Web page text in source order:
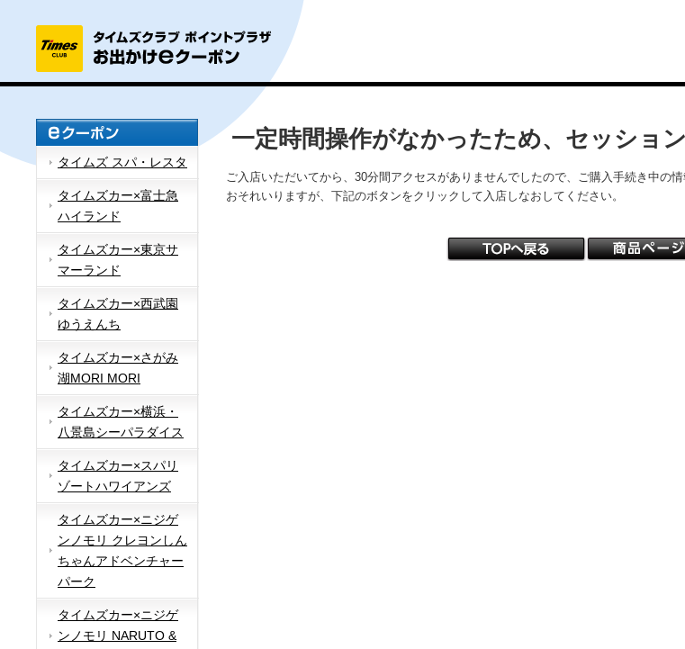
タイムズ スパ・レスタ
タイムズカー×富士急
ハイランド
タイムズカー×東京サ
マーランド
タイムズカー×西武園
ゆうえんち
タイムズカー×さがみ
湖MORI MORI
タイムズカー×横浜・
八景島シーパラダイス
タイムズカー×スパリ
ゾートハワイアンズ
タイムズカー×ニジゲ
ンノモリ クレヨンしん
ちゃんアドベンチャー
パーク
タイムズカー×ニジゲ
ンノモリ NARUTO &
一定時間操作がなかったため、セッショ
ご入店いただいてから、30分間アクセスがありませんでしたので、ご購入手続き中の情
おそれいりますが、下記のボタンをクリックして入店しなおしてください。